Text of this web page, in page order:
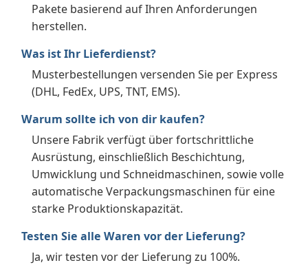
Pakete basierend auf Ihren Anforderungen
herstellen.
Was ist Ihr Lieferdienst?
Musterbestellungen versenden Sie per Express
(DHL, FedEx, UPS, TNT, EMS).
Warum sollte ich von dir kaufen?
Unsere Fabrik verfügt über fortschrittliche
Ausrüstung, einschließlich Beschichtung,
Umwicklung und Schneidmaschinen, sowie volle
automatische Verpackungsmaschinen für eine
starke Produktionskapazität.
Testen Sie alle Waren vor der Lieferung?
Ja, wir testen vor der Lieferung zu 100%.